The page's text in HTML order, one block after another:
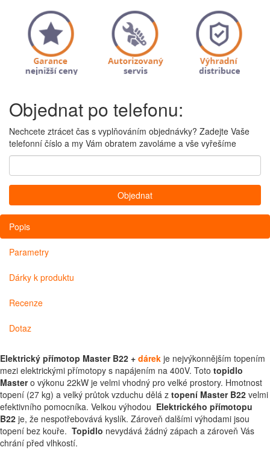
Objednat po telefonu:
Nechcete ztrácet čas s vyplňováním objednávky? Zadejte Vaše
telefonní číslo a my Vám obratem zavoláme a vše vyřešíme
Popis
Parametry
Dárky k produktu
Recenze
Dotaz
Elektrický přímotop Master B22 + dárek je nejvýkonnějším topením
mezi elektrickými přímotopy s napájením na 400V. Toto topidlo
Mastero výkonu 22kW je velmi vhodný pro velké prostory. Hmotnost
topení (27 kg) a velký průtok vzduchu dělá z topení Master B22 velmi
efektivního pomocníka. Velkou výhodou Elektrického přímotopu
B22 je, že nespotřebovává kyslík. Zároveň dalšími výhodami jsou
topení bez kouře. Topidlo nevydává žádný zápach a zároveň Vás
chrání před vlhkostí.